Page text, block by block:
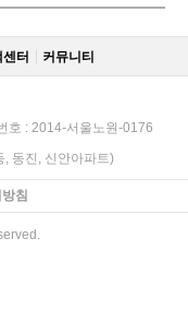
센터 커뮤니티
호 : 2014-서울노원-0176
동진, 신안아파트)
침